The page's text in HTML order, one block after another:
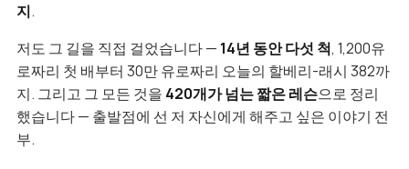
지.
저도 그 길을 직접 걸었습니다 — 14년 동안 다섯 척, 1,200유
로짜리 첫 배부터 30만 유로짜리 오늘의 할베리-래시 382까
지. 그리고 그 모든 것을 420개가 넘는 짧은 레슨으로 정리
했습니다 — 출발점에 선 저 자신에게 해주고 싶은 이야기 전
부.